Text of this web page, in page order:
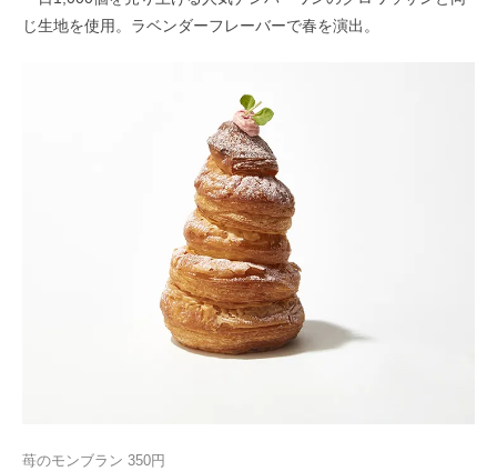
じ生地を使用。ラベンダーフレーバーで春を演出。
苺のモンブラン 350円